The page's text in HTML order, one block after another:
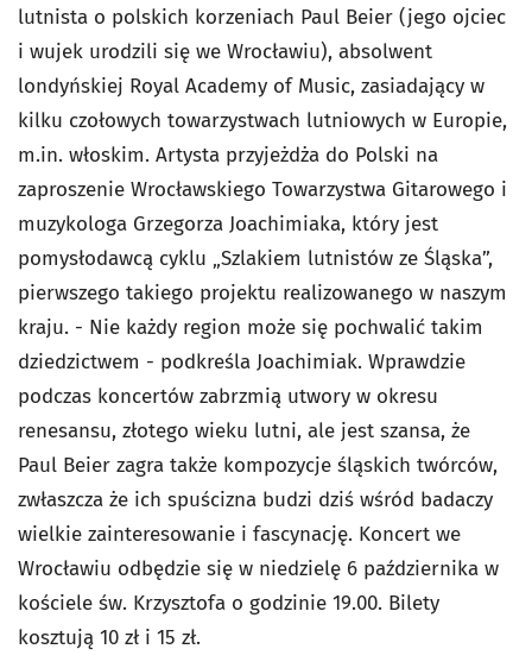
lutnista o polskich korzeniach Paul Beier (jego ojciec
i wujek urodzili się we Wrocławiu), absolwent
londyńskiej Royal Academy of Music, zasiadający w
kilku czołowych towarzystwach lutniowych w Europie,
m.in. włoskim. Artysta przyjeżdża do Polski na
zaproszenie Wrocławskiego Towarzystwa Gitarowego i
muzykologa Grzegorza Joachimiaka, który jest
pomysłodawcą cyklu „Szlakiem lutnistów ze Śląska”,
pierwszego takiego projektu realizowanego w naszym
kraju. - Nie każdy region może się pochwalić takim
dziedzictwem - podkreśla Joachimiak. Wprawdzie
podczas koncertów zabrzmią utwory w okresu
renesansu, złotego wieku lutni, ale jest szansa, że
Paul Beier zagra także kompozycje śląskich twórców,
zwłaszcza że ich spuścizna budzi dziś wśród badaczy
wielkie zainteresowanie i fascynację. Koncert we
Wrocławiu odbędzie się w niedzielę 6 października w
kościele św. Krzysztofa o godzinie 19.00. Bilety
kosztują 10 zł i 15 zł.